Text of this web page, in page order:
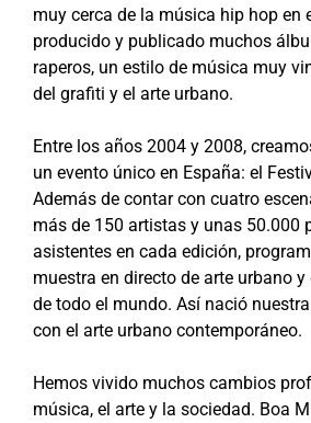
muy cerca de la música hip hop en
producido y publicado muchos
raperos, un estilo de música muy
del grafiti y el arte urbano.
Entre los años 2004 y 2008,
un evento único en España: el
Además de contar con cuatro
más de 150 artistas y unas 50.000
asistentes en cada edición,
muestra en directo de arte urbano
de todo el mundo. Así nació
con el arte urbano contemporáneo.
Hemos vivido muchos cambios
música, el arte y la sociedad. Boa